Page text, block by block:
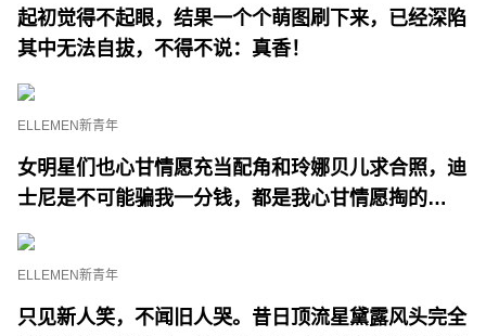
起初觉得不起眼，结果一个个萌图刷下来，已经深陷
其中无法自拔，不得不说：真香！
ELLEMEN新青年
女明星们也心甘情愿充当配角和玲娜贝儿求合照，迪
士尼是不可能骗我一分钱，都是我心甘情愿掏的…
ELLEMEN新青年
只见新人笑，不闻旧人哭。昔日顶流星黛露风头完全